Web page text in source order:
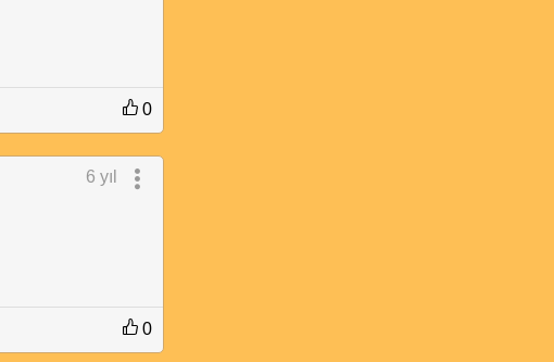
0
6 yıl
0